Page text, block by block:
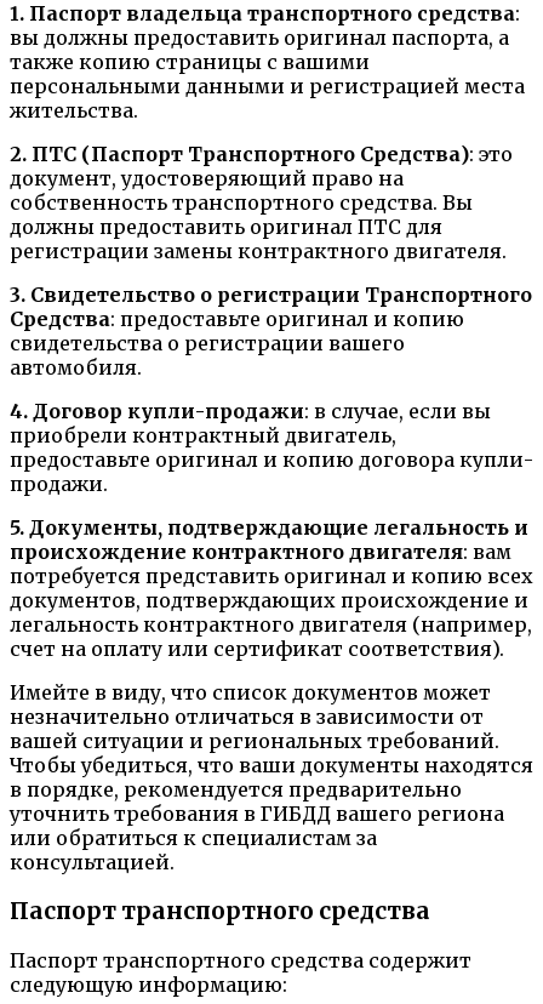
1. Паспорт владельца транспортного средства:
вы должны предоставить оригинал паспорта, а
также копию страницы с вашими
персональными данными и регистрацией места
жительства.
2. ПТС (Паспорт Транспортного Средства): это
документ, удостоверяющий право на
собственность транспортного средства. Вы
должны предоставить оригинал ПТС для
регистрации замены контрактного двигателя.
3. Свидетельство о регистрации Транспортного
Средства: предоставьте оригинал и копию
свидетельства о регистрации вашего
автомобиля.
4. Договор купли-продажи: в случае, если вы
приобрели контрактный двигатель,
предоставьте оригинал и копию договора купли-
продажи.
5. Документы, подтверждающие легальность и
происхождение контрактного двигателя: вам
потребуется представить оригинал и копию всех
документов, подтверждающих происхождение и
легальность контрактного двигателя (например,
счет на оплату или сертификат соответствия).
Имейте в виду, что список документов может
незначительно отличаться в зависимости от
вашей ситуации и региональных требований.
Чтобы убедиться, что ваши документы находятся
в порядке, рекомендуется предварительно
уточнить требования в ГИБДД вашего региона
или обратиться к специалистам за
консультацией.
Паспорт транспортного средства
Паспорт транспортного средства содержит
следующую информацию: